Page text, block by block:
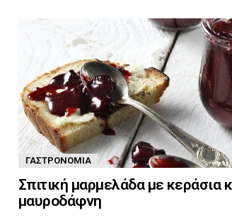
ΓΑΣΤΡΟΝΟΜΊΑ
Σπιτική μαρμελάδα με κεράσια
μαυροδάφνη